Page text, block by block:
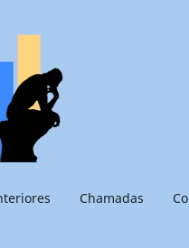
Chamadas